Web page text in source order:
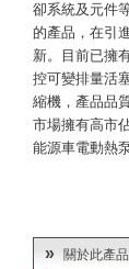
卻系統及元件
的產品，在引
新。目前已擁
控可變排量活
縮機，產品品
市場擁有高市
能源車電動熱
關於此產